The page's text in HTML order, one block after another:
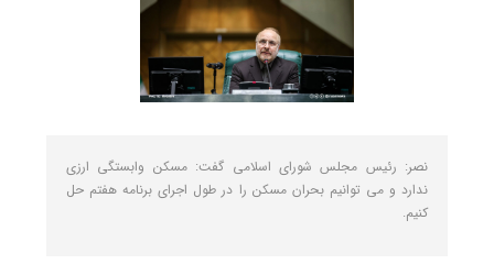
نصر: رئیس مجلس شورای اسلامی گفت: مسکن وابستگی ارزی
ندارد و می توانیم بحران مسکن را در طول اجرای برنامه هفتم حل
کنیم.